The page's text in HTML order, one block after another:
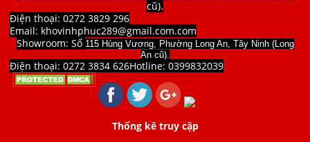
cũ).
Điện thoại: 0272 3829 296
Email: khovinhphuc289@gmail.com.com
Showroom: Số 115 Hùng Vương, Phường Long An, Tây Ninh (Long
An cũ).
Điện thoại: 0272 3834 626Hotline:0399832039
Thống kê truy cập